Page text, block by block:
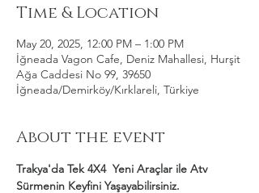
Time & Location
May 20, 2025, 12:00 PM – 1:00 PM
İğneada Vagon Cafe, Deniz Mahallesi, Hurşit
Ağa Caddesi No 99, 39650
İğneada/Demirköy/Kırklareli, Türkiye
About the event
Trakya'da Tek 4X4  Yeni Araçlar ile Atv
Sürmenin Keyfini Yaşayabilirsiniz.